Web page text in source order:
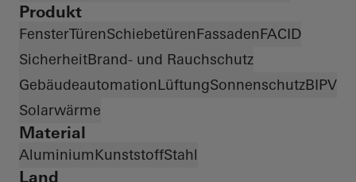
Produkt
FensterTürenSchiebetürenFassadenFACID
SicherheitBrand- und Rauchschutz
GebäudeautomationLüftungSonnenschutzBIPV
Solarwärme
Material
AluminiumKunststoffStahl
Land